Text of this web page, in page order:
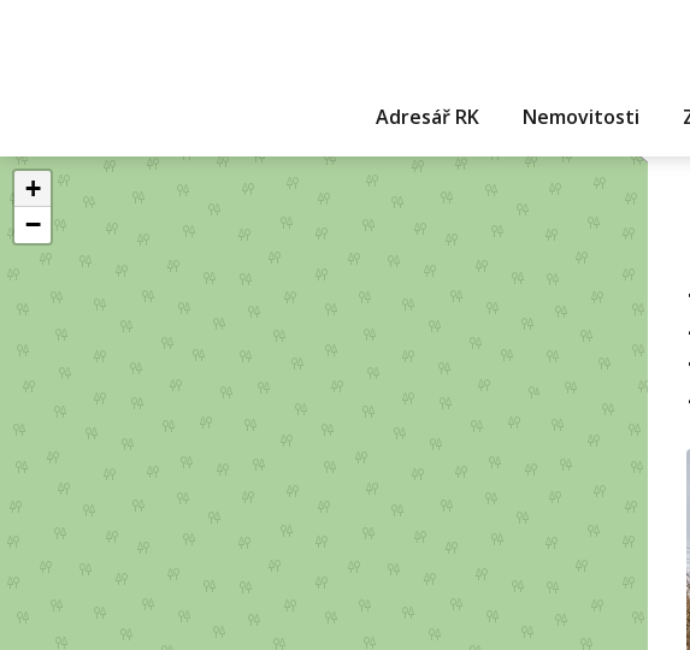
Adresář RK Nemovitosti
+
−